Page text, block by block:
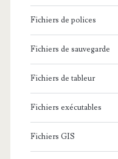
Fichiers de polices
Fichiers de sauvegarde
Fichiers de tableur
Fichiers exécutables
Fichiers GIS